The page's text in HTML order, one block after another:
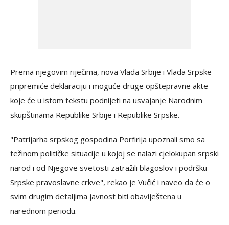
Prema njegovim riječima, nova Vlada Srbije i Vlada Srpske
pripremiće deklaraciju i moguće druge opštepravne akte
koje će u istom tekstu podnijeti na usvajanje Narodnim
skupštinama Republike Srbije i Republike Srpske.
"Patrijarha srpskog gospodina Porfirija upoznali smo sa
težinom političke situacije u kojoj se nalazi cjelokupan srpski
narod i od Njegove svetosti zatražili blagoslov i podršku
Srpske pravoslavne crkve", rekao je Vučić i naveo da će o
svim drugim detaljima javnost biti obaviještena u
narednom periodu.